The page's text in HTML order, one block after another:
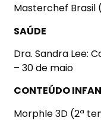
Masterchef Brasil
SAÚDE
Dra. Sandra Lee:
– 30 de maio
CONTEÚDO
Morphle 3D (2ª